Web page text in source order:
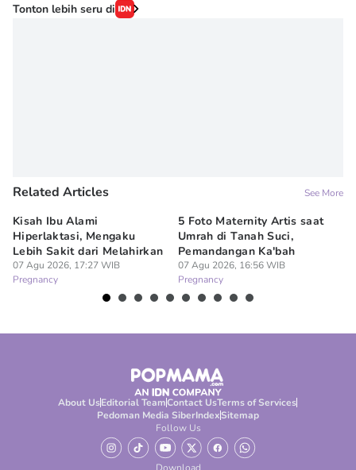
Tonton lebih seru di
Related Articles See More
Kisah Ibu Alami
Hiperlaktasi, Mengaku
Lebih Sakit dari Melahirkan
07 Agu 2026, 17:27 WIB
Pregnancy
5 Foto Maternity Artis saat
Umrah di Tanah Suci,
Pemandangan Ka'bah
07 Agu 2026, 16:56 WIB
Pregnancy
About UsEditorial TeamContact UsTerms of Services
Pedoman Media SiberIndexSitemap
Follow Us